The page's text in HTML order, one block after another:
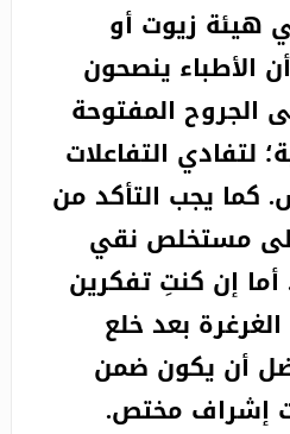
هيئة زيوت أو
الأطباء ينصحون
الجروح المفتوحة
لتفادي التفاعلات
كما يجب التأكد من
مستخلص نقي
إن كنتِ تفكرين
بعد خلع
أن يكون ضمن
إشراف مختص.